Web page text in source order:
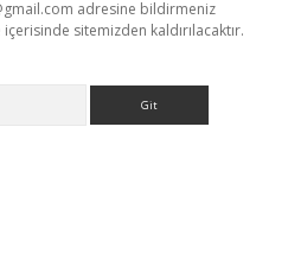
adresine bildirmeniz
sitemizden kaldırılacaktır.